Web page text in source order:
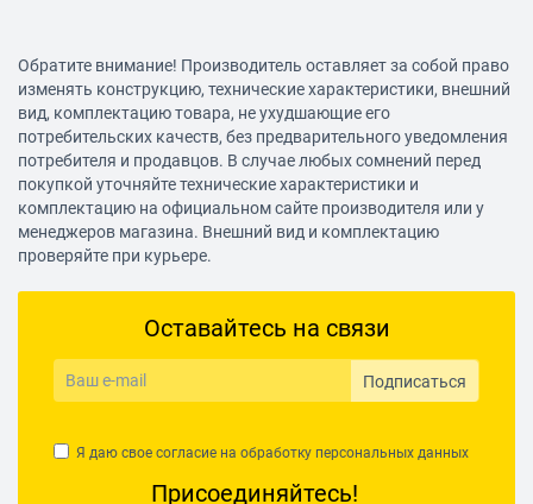
Приспособления
дополнительная рукоятка, ограничитель глубины
сверления, блокировка кнопки включения
В комплекте
кейс
Длина сетевого кабеля
4 м
2.9 кг
Комплектация
Обратите внимание! Производитель оставляет за собой право
изменять конструкцию, технические характеристики, внешний
вид, комплектацию товара, не ухудшающие его
потребительских качеств, без предварительного уведомления
потребителя и продавцов. В случае любых сомнений перед
покупкой уточняйте технические характеристики и
комплектацию на официальном сайте производителя или у
менеджеров магазина. Внешний вид и комплектацию
проверяйте при курьере.
Оставайтесь на связи
Подписаться
Я даю свое согласие на обработку персональных данных
Присоединяйтесь!